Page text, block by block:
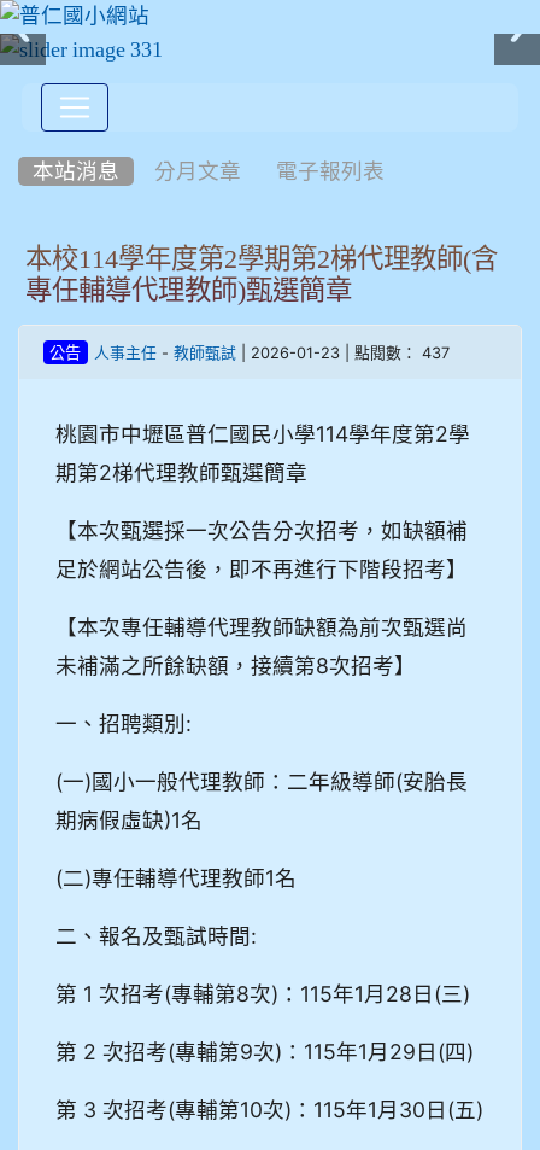
本站消息 分月文章 電子報列表
本校114學年度第2學期第2梯代理教師(含
專任輔導代理教師)甄選簡章
公告 人事主任- 教師甄試| 2026-01-23 | 點閱數： 437
桃園市中壢區普仁國民小學114學年度第2學
期第2梯代理教師甄選簡章
【本次甄選採一次公告分次招考，如缺額補
足於網站公告後，即不再進行下階段招考】
【本次專任輔導代理教師缺額為前次甄選尚
未補滿之所餘缺額，接續第8次招考】
一、招聘類別:
(一)國小一般代理教師：二年級導師(安胎長
期病假虛缺)1名
(二)專任輔導代理教師1名
二、報名及甄試時間:
第 1 次招考(專輔第8次)：115年1月28日(三)
第 2 次招考(專輔第9次)：115年1月29日(四)
第 3 次招考(專輔第10次)：115年1月30日(五)